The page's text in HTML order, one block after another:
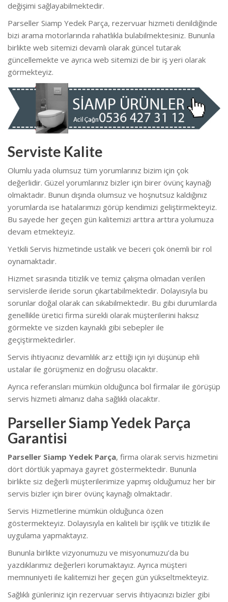
değişimi sağlayabilmektedir.
Parseller Siamp Yedek Parça, rezervuar hizmeti denildiğinde
bizi arama motorlarında rahatlıkla bulabilmektesiniz. Bununla
birlikte web sitemizi devamlı olarak güncel tutarak
güncellemekte ve ayrıca web sitemizi de bir iş yeri olarak
görmekteyiz.
Serviste Kalite
Olumlu yada olumsuz tüm yorumlarınız bizim için çok
değerlidir. Güzel yorumlarınız bizler için birer övünç kaynağı
olmaktadır. Bunun dışında olumsuz ve hoşnutsuz kaldığınız
yorumlarda ise hatalarımızı görüp kendimizi geliştirmekteyiz.
Bu sayede her geçen gün kalitemizi arttıra arttıra yolumuza
devam etmekteyiz.
Yetkili Servis hizmetinde ustalık ve beceri çok önemli bir rol
oynamaktadır.
Hizmet sırasında titizlik ve temiz çalışma olmadan verilen
servislerde ileride sorun çıkartabilmektedir. Dolayısıyla bu
sorunlar doğal olarak can sıkabilmektedir. Bu gibi durumlarda
genellikle üretici firma sürekli olarak müşterilerini haksız
görmekte ve sizden kaynaklı gibi sebepler ile
geçiştirmektedirler.
Servis ihtiyacınız devamlılık arz ettiği için iyi düşünüp ehli
ustalar ile görüşmeniz en doğrusu olacaktır.
Ayrıca referansları mümkün olduğunca bol firmalar ile görüşüp
servis hizmeti almanız daha sağlıklı olacaktır.
Parseller Siamp Yedek Parça
Garantisi
Parseller Siamp Yedek Parça, firma olarak servis hizmetini
dört dörtlük yapmaya gayret göstermektedir. Bununla
birlikte siz değerli müşterilerimize yapmış olduğumuz her bir
servis bizler için birer övünç kaynağı olmaktadır.
Servis Hizmetlerine mümkün olduğunca özen
göstermekteyiz. Dolayısıyla en kaliteli bir işçilik ve titizlik ile
uygulama yapmaktayız.
Bununla birlikte vizyonumuzu ve misyonumuzu’da bu
yazdıklarımız değerleri korumaktayız. Ayrıca müşteri
memnuniyeti ile kalitemizi her geçen gün yükseltmekteyiz.
Sağlıklı günleriniz için rezervuar servis ihtiyacınızı bizler gibi